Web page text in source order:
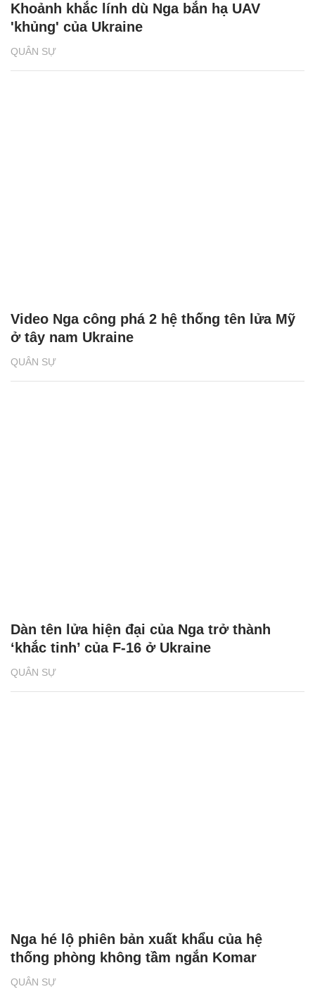
QUÂN SỰ
Khoảnh khắc lính dù Nga bắn hạ UAV
'khủng' của Ukraine
QUÂN SỰ
Video Nga công phá 2 hệ thống tên lửa Mỹ
ở tây nam Ukraine
QUÂN SỰ
Dàn tên lửa hiện đại của Nga trở thành
‘khắc tinh’ của F-16 ở Ukraine
QUÂN SỰ
Nga hé lộ phiên bản xuất khẩu của hệ
thống phòng không tầm ngắn Komar